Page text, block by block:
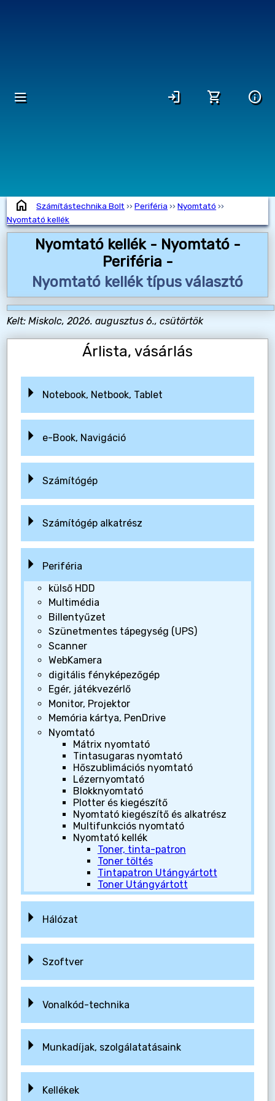
dehaze login shopping_cart info
home Számítástechnika Bolt››Periféria ››Nyomtató ››
Nyomtató kellék
Nyomtató kellék - Nyomtató -
Periféria -
Nyomtató kellék típus választó
Kelt: Miskolc, 2026. augusztus 6., csütörtök
Árlista, vásárlás
Notebook, Netbook, Tablet
e-Book, Navigáció
Számítógép
Számítógép alkatrész
Periféria
külső HDD
Multimédia
Billentyűzet
Szünetmentes tápegység (UPS)
Scanner
WebKamera
digitális fényképezőgép
Egér, játékvezérlő
Monitor, Projektor
Memória kártya, PenDrive
Nyomtató
Mátrix nyomtató
Tintasugaras nyomtató
Hőszublimációs nyomtató
Lézernyomtató
Blokknyomtató
Plotter és kiegészítő
Nyomtató kiegészítő és alkatrész
Multifunkciós nyomtató
Nyomtató kellék
Toner, tinta-patron
Toner töltés
Tintapatron Utángyártott
Toner Utángyártott
Hálózat
Szoftver
Vonalkód-technika
Munkadíjak, szolgálatatásaink
Kellékek